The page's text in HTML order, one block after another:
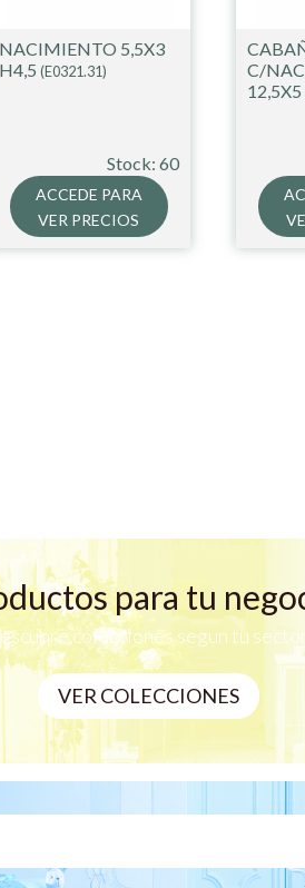
NACIMIENTO 5,5X3
H4,5 (E0321.31)
Stock: 60
ACCEDE PARA
VER PRECIOS
C/
para tu
colecciones segun tu
VER COLECCIONES